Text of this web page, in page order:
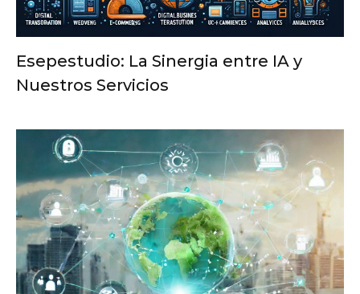
Esepestudio: La Sinergia entre IA y
Nuestros Servicios